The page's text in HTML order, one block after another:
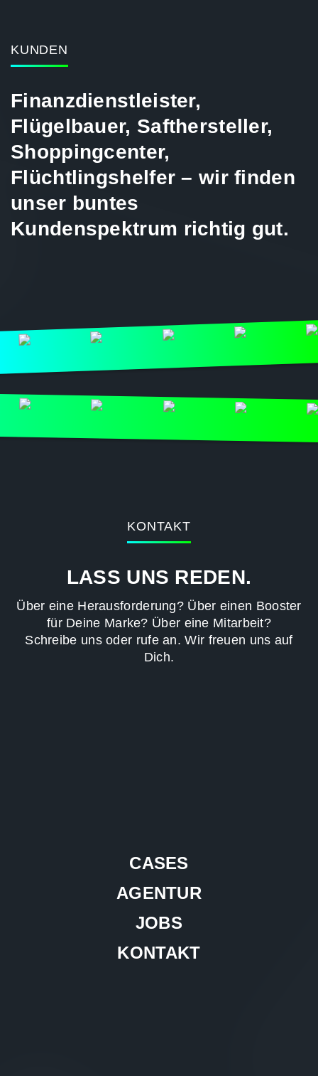
KUNDEN
Finanzdienstleister,
Flügelbauer, Safthersteller,
Shoppingcenter,
Flüchtlingshelfer – wir finden
unser buntes
Kundenspektrum richtig gut.
KONTAKT
LASS UNS REDEN.
Über eine Herausforderung? Über einen Booster
für Deine Marke? Über eine Mitarbeit?
Schreibe uns oder rufe an. Wir freuen uns auf
Dich.
CASES
AGENTUR
JOBS
KONTAKT